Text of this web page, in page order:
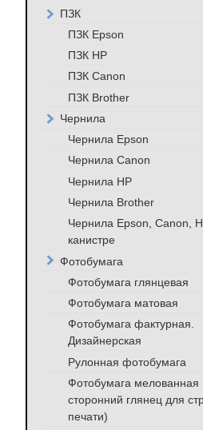
ПЗК
ПЗК Epson
ПЗК HP
ПЗК Canon
ПЗК Brother
Чернила
Чернила Epson
Чернила Canon
Чернила HP
Чернила Brother
Чернила Epson, Canon,
канистре
Фотобумага
Фотобумага глянцевая
Фотобумага матовая
Фотобумага фактурная.
Дизайнерская
Рулонная фотобумага
Фотобумага мелованная
сторонний глянец для
печати)